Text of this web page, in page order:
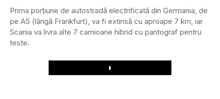
Prima porțiune de autostradă electrificată din Germania, de
pe A5 (lângă Frankfurt), va fi extinsă cu aproape 7 km, iar
Scania va livra alte 7 camioane hibrid cu pantograf pentru
teste.
Play